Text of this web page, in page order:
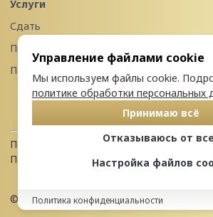
Услуги
Сдать
Продать
Передать в управление
Политика конфиденциальности
Пользовательское соглашение
© 2026 Недвижимость Северо-запада
Управление файлами cookie
Мы используем файлы cookie.
политике обработки персональных
Принимаю всё
Отказываюсь от
Настройка файлов
Политика конфиденциальности